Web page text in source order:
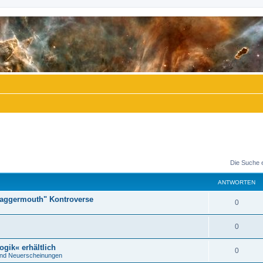
Die Suche
ANTWORTEN
Kontroverse 0A
n
w
0A
n
erhältlich
Neuerscheinungen
0A